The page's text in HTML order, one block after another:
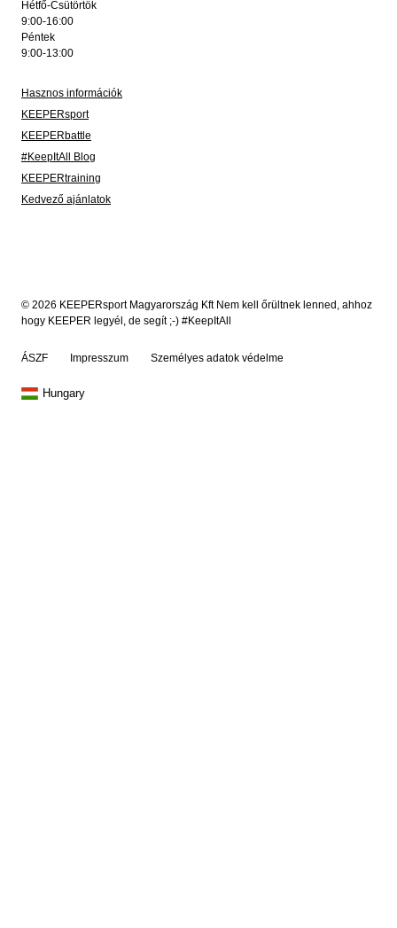
Hétfő-Csütörtök
9:00-16:00
Péntek
9:00-13:00
Hasznos információk
KEEPERsport
KEEPERbattle
#KeepItAll Blog
KEEPERtraining
Kedvező ajánlatok
© 2026 KEEPERsport Magyarország Kft Nem kell őrültnek lenned, ahhoz
hogy KEEPER legyél, de segít ;-) #KeepItAll
ÁSZF Impresszum Személyes adatok védelme
Hungary